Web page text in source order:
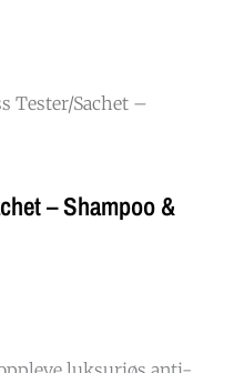
Tester/Sachet –
– Shampoo &